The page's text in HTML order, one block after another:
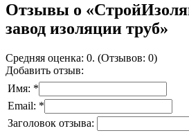
Отзывы о
завод изоляции труб»
Средняя оценка: 0. (Отзывов: 0)
Добавить отзыв:
Имя: *
Email: *
Заголовок отзыва: